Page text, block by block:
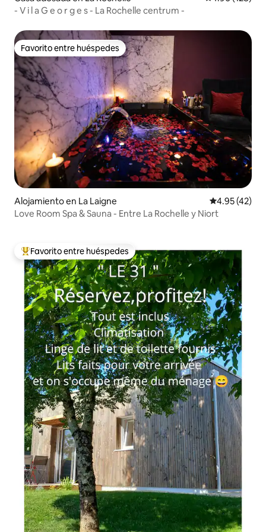
- V i l a G e o r g e s - La Rochelle centrum -
Favorito entre huéspedes
Favorito entre huéspedes
Alojamiento en La Laigne Calificación
4.95 (42)
Love Room Spa & Sauna - Entre La Rochelle y Niort
Favorito entre huéspedes preferido
Favorito entre huéspedes